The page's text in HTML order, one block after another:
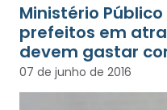
Ministério
prefeitos em
devem gastar
07 de junho de 2016